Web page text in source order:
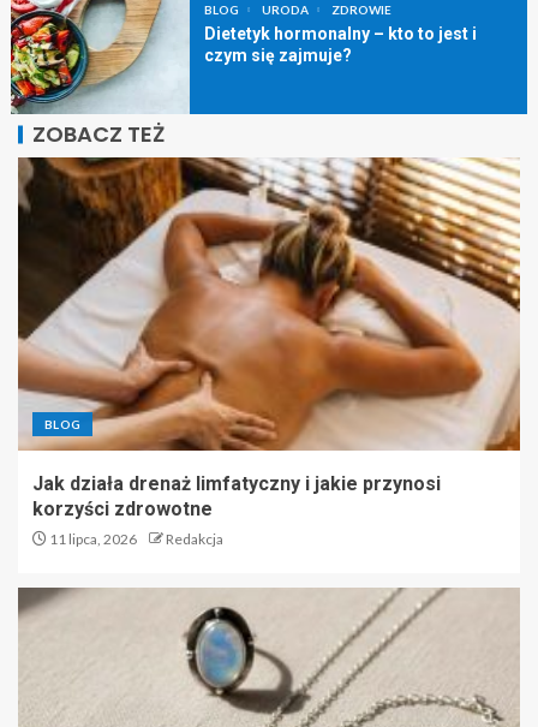
BLOG URODA ZDROWIE
Dietetyk hormonalny – kto to jest i
czym się zajmuje?
ZOBACZ TEŻ
BLOG
Jak działa drenaż limfatyczny i jakie przynosi
korzyści zdrowotne
11 lipca, 2026 Redakcja